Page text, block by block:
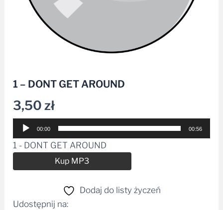
1 – DONT GET AROUND
3,50zł
Odtwarzacz
plików
dźwiękowych
00:00 00:56
1 - DONT GET AROUND
Kup MP3
Dodaj do listy życzeń
Udostępnij na: